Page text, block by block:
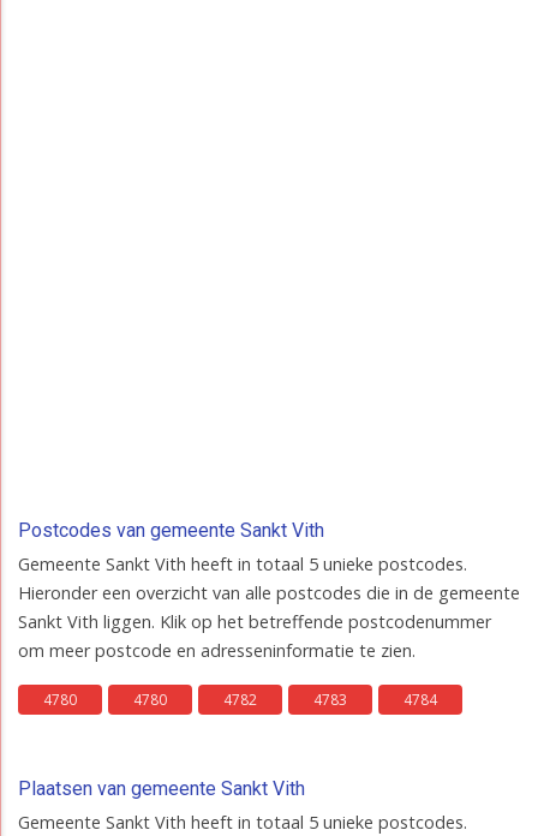
Postcodes van gemeente Sankt Vith
Gemeente Sankt Vith heeft in totaal 5 unieke postcodes.
Hieronder een overzicht van alle postcodes die in de gemeente
Sankt Vith liggen. Klik op het betreffende postcodenummer
om meer postcode en adresseninformatie te zien.
4780 4780 4782 4783 4784
Plaatsen van gemeente Sankt Vith
Gemeente Sankt Vith heeft in totaal 5 unieke postcodes.